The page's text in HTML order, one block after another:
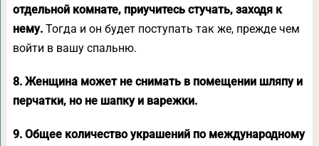
отдельной комнате, приучитесь стучать, заходя к
нему.Тогда и он будет поступать так же, прежде чем
войти в вашу спальню.
8. Женщина может не снимать в помещении шляпу и
перчатки, но не шапку и варежки.
9. Общее количество украшений по международному